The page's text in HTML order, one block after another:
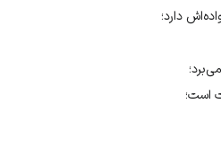
دارد؛
است؛